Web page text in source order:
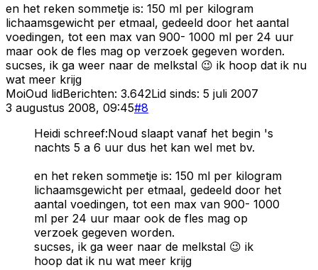
en het reken sommetje is: 150 ml per kilogram
lichaamsgewicht per etmaal, gedeeld door het aantal
voedingen, tot een max van 900- 1000 ml per 24 uur
maar ook de fles mag op verzoek gegeven worden.
sucses, ik ga weer naar de melkstal 😉 ik hoop dat ik nu
wat meer krijg
MoiOud lidBerichten: 3.642Lid sinds: 5 juli 2007
3 augustus 2008, 09:45#8
Heidi schreef:Noud slaapt vanaf het begin 's
nachts 5 a 6 uur dus het kan wel met bv.
en het reken sommetje is: 150 ml per kilogram
lichaamsgewicht per etmaal, gedeeld door het
aantal voedingen, tot een max van 900- 1000
ml per 24 uur maar ook de fles mag op
verzoek gegeven worden.
sucses, ik ga weer naar de melkstal 😉 ik
hoop dat ik nu wat meer krijg